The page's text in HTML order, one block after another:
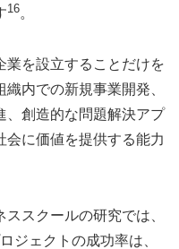
16。
業を設立することだけを
内での新規事業開発、
、創造的な問題解決アプ
会に価値を提供する能力
スクールの研究では、
ジェクトの成功率は、